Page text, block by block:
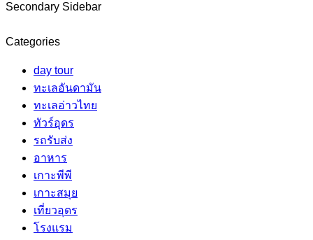
Secondary Sidebar
Categories
day tour
ทะเลอันดามัน
ทะเลอ่าวไทย
ทัวร์อุดร
รถรับส่ง
อาหาร
เกาะพีพี
เกาะสมุย
เที่ยวอุดร
โรงแรม